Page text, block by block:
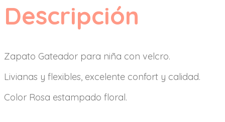
Descripción
Zapato Gateador para niña con velcro.
Livianas y flexibles, excelente confort y calidad.
Color Rosa estampado floral.